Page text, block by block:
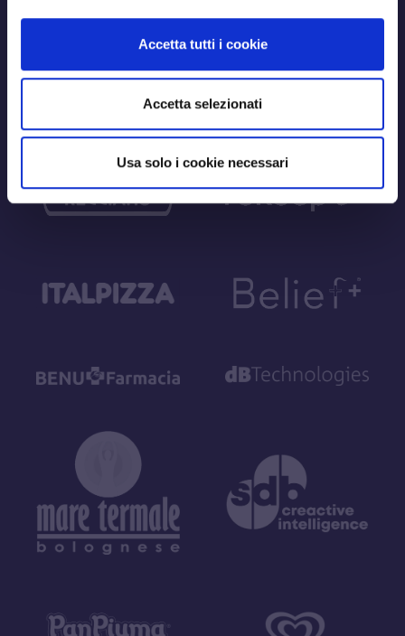
Accetta tutti i cookie
Accetta selezionati
Usa solo i cookie necessari